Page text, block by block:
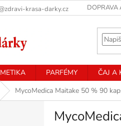
krasa-darky.cz DOPRAVA
PARFÉMY ČAJ A
MycoMedica Maitake 50 % 90